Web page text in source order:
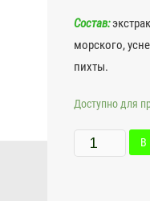
ей
Состав:
морского,
пихты.
Доступно для
Количество
Эмульсия
В